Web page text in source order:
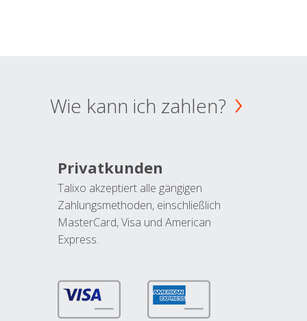
Wie kann ich zahlen?
Privatkunden
Talixo akzeptiert alle gängigen
Zahlungsmethoden, einschließlich
MasterCard, Visa und American
Express.